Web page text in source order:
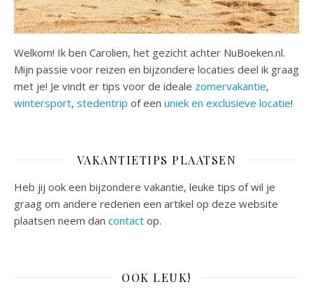
Welkom! Ik ben Carolien, het gezicht achter NuBoeken.nl.
Mijn passie voor reizen en bijzondere locaties deel ik graag
met je! Je vindt er tips voor de ideale zomervakantie,
wintersport, stedentrip of een uniek en exclusieve locatie!
VAKANTIETIPS PLAATSEN
Heb jij ook een bijzondere vakantie, leuke tips of wil je
graag om andere redenen een artikel op deze website
plaatsen neem dan contact op.
OOK LEUK!